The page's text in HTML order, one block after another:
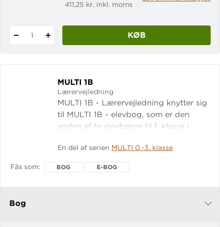
411,25 kr. inkl. moms
1 KØB
MULTI 1B
Lærervejledning
MULTI 1B - Lærervejledning knytter sig
til MULTI 1B - elevbog, som er den
anden af to elevbøger til 1. klasse i
om systemet MULTI 1B -
En del af serien MULTI 0.-3. klasse
Fås som BOG E-BOG
Bog